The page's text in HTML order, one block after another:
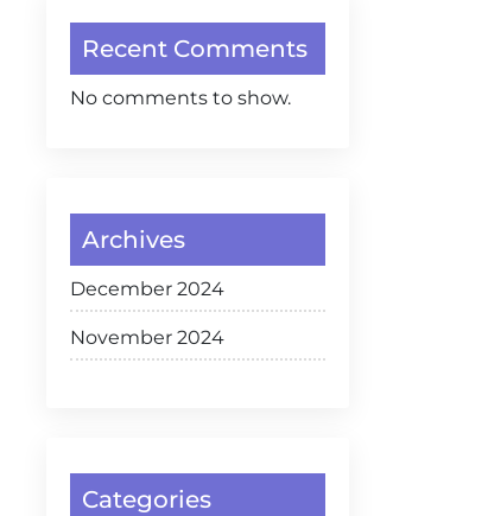
Recent Comments
No comments to show.
Archives
December 2024
November 2024
Categories